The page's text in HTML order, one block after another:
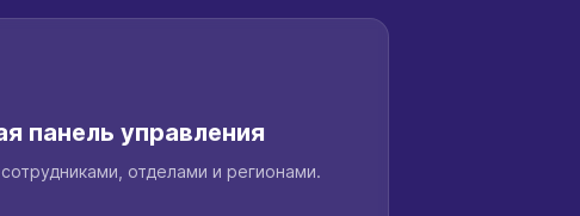
панель управления
отделами и регионами.